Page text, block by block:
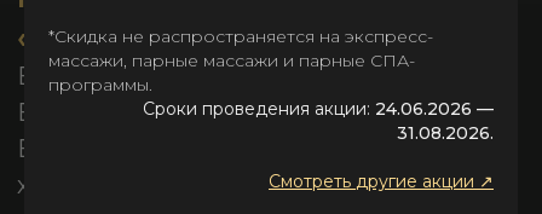
*Скидка не распространяется на экспресс-
массажи, парные массажи и парные СПА-
программы.
Сроки проведения акции: 24.06.2026 —
31.08.2026.
Смотреть другие акции ↗